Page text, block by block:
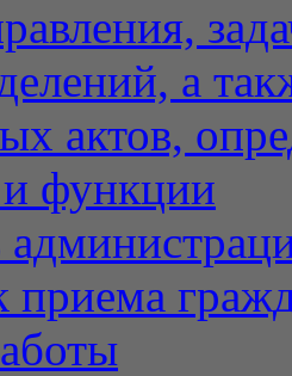
а
актов,
и функции
приема